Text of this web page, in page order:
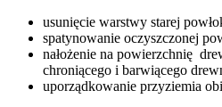
usunięcie warstwy starej
spatynowanie oczyszczonej
nałożenie na powierzchnię
chroniącego i barwiącego
uporządkowanie przyziemia